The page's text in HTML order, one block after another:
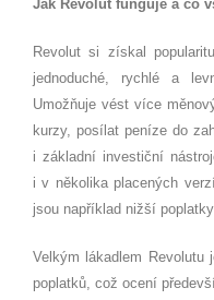
Jak Revolut funguje a co
Revolut si získal
jednoduché, rychlé a
Umožňuje vést více
kurzy, posílat peníze do
i základní investiční
i v několika placených
jsou například nižší
Velkým lákadlem Revolutu
poplatků, což ocení